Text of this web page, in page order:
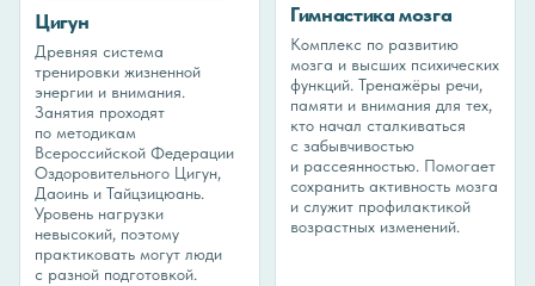
Цигун
Древняя система
тренировки жизненной
энергии и внимания.
Занятия проходят
по методикам
Всероссийской Федерации
Оздоровительного Цигун,
Даоинь и Тайцзицюань.
Уровень нагрузки
невысокий, поэтому
практиковать могут люди
с разной подготовкой.
Гимнастика мозга
Комплекс по развитию
мозга и высших психических
функций. Тренажёры речи,
памяти и внимания для тех,
кто начал сталкиваться
с забывчивостью
и рассеянностью. Помогает
сохранить активность мозга
и служит профилактикой
возрастных изменений.